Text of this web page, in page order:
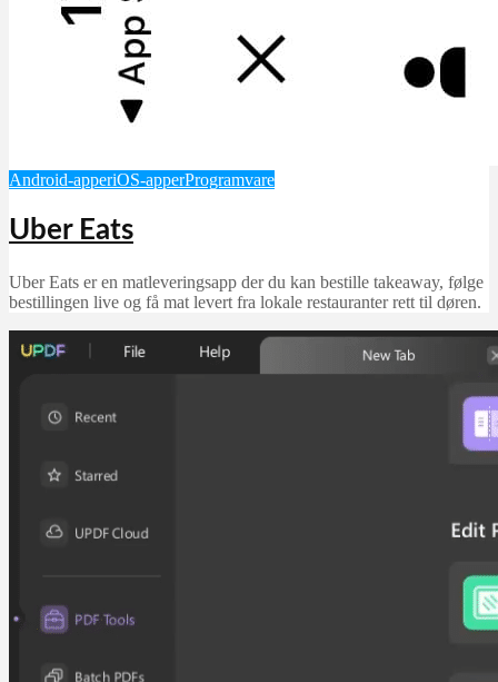
Android-apperiOS-apperProgramvare
Uber Eats
Uber Eats er en matleveringsapp der du kan bestille takeaway, følge
bestillingen live og få mat levert fra lokale restauranter rett til døren.